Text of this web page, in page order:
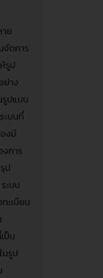
ย
จัดการ
รูป
ย่าง
รูปแบบ
ะบบที่
งมี
การ
ป
ะบบ
ะเบียน
ป็น
นรูป